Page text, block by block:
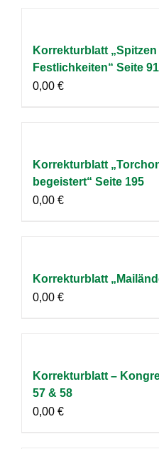
Korrekturblatt
Festlichkeiten“ Seite 91
0,00 €
Korrekturblatt
begeistert“ Seite 195
0,00 €
Korrekturblatt
0,00 €
Korrekturblatt –
57 & 58
0,00 €